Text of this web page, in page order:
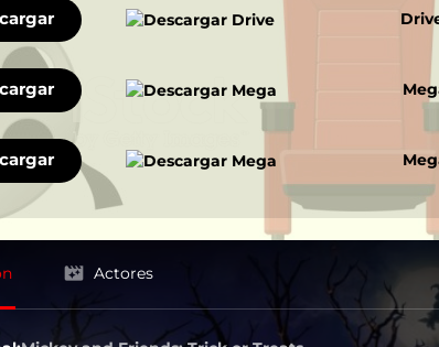
Actores